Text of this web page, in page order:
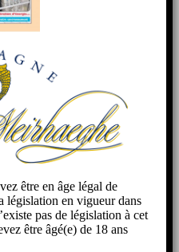
être en âge légal de
législation en vigueur dans
pas de législation à cet
être âgé(e) de 18 ans